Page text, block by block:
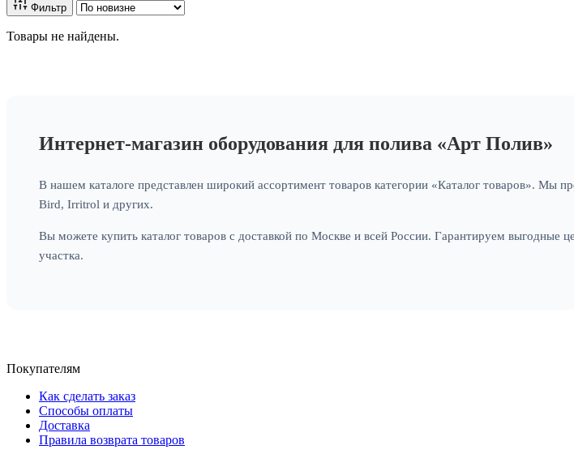
Фильтр
Товары не найдены.
Интернет-магазин оборудования для полива «Арт Полив»
В нашем каталоге представлен широкий ассортимент товаров категории «Каталог товаров». Мы
Bird, Irritrol и других.
Вы можете купить каталог товаров с доставкой по Москве и всей России. Гарантируем
участка.
Покупателям
Как сделать заказ
Способы оплаты
Доставка
Правила возврата товаров